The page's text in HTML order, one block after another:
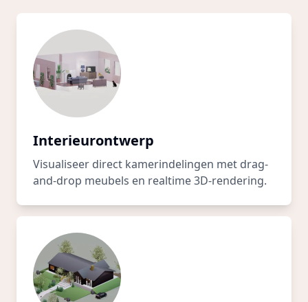
Interieurontwerp
Visualiseer direct kamerindelingen met drag-
and-drop meubels en realtime 3D-rendering.